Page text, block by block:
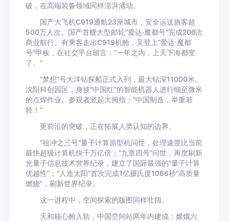
破，在高端装备领域同样澎湃涌动。
国产大飞机C919通航23座城市，安全运送旅客超
500万人次。国产首艘大型邮轮“爱达·魔都号”完成200次
商业航行。有乘客走出C919机舱，又登上“爱达·魔都
号”甲板，在社交平台留言：“一年之内，上天下海都变
了。”
“梦想”号大洋钻探船正式入列，最大钻深11000米。
沈阳科创园区，身披“中国红”的智能机器人进行细至微米
的点焊作业。参观者竖起大拇指：“中国制造，举重若
轻！”
更前沿的突破，正在拓展人类认知的边界。
“祖冲之三号”量子计算原型机问世，处理速度比当前
最快超级计算机快千万亿倍；“九章四号”问世，再度刷新
光量子信息技术世界纪录，建立了国际最强的“量子计算
优越性”；“人造太阳”首次完成1亿摄氏度1066秒“高质量
燃烧”，刷新世界纪录。
这一进程中，空间探索的版图同样壮阔。
天和核心舱入轨，中国空间站两年内建成；嫦娥六